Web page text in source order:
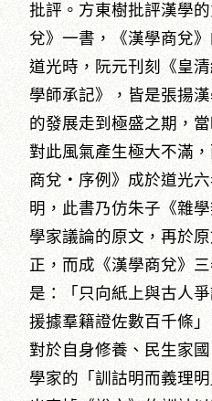
批評。方東樹批評漢學
兌》一書，《漢學商兌
道光時，阮元刊刻《皇
學師承記》，皆是張揚
的發展走到極盛之期，
對此風氣產生極大不滿
商兌‧序例》成於道光
明，此書乃仿朱子《雜
學家議論的原文，再於
正，而成《漢學商兌》
是：「只向紙上與古人
援據羣籍證佐數百千條
對於自身修養、民生家
學家的「訓詁明而義理